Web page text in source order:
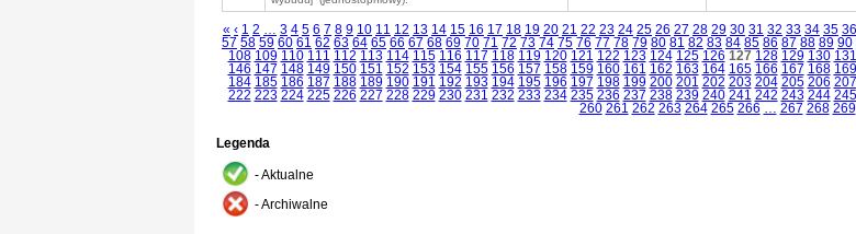
« ‹ 1 2 … 3 4 5 6 7 8 9 10 11 12 13 14 15 16 17 18 19 20 21 22 23 24 25 26 27 28 29 30 31 32 33 34 35 36
57 58 59 60 61 62 63 64 65 66 67 68 69 70 71 72 73 74 75 76 77 78 79 80 81 82 83 84 85 86 87 88 89 90
108 109 110 111 112 113 114 115 116 117 118 119 120 121 122 123 124 125 126 127 128 129 130 131
146 147 148 149 150 151 152 153 154 155 156 157 158 159 160 161 162 163 164 165 166 167 168 169
184 185 186 187 188 189 190 191 192 193 194 195 196 197 198 199 200 201 202 203 204 205 206 207
222 223 224 225 226 227 228 229 230 231 232 233 234 235 236 237 238 239 240 241 242 243 244 245
260 261 262 263 264 265 266 … 267 268 269
Legenda
- Aktualne
- Archiwalne